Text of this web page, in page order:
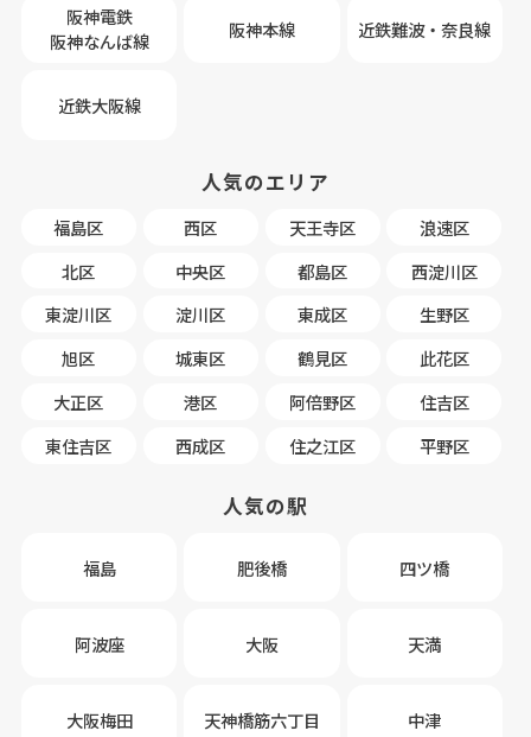
阪神電鉄
阪神なんば線
阪神本線 近鉄難波・奈良線
近鉄大阪線
人気のエリア
福島区 西区 天王寺区
浪速区
北区
中央区 都島区
西淀川区
東淀川区
淀川区 東成区
生野区
旭区
城東区 鶴見区
此花区
大正区
港区 阿倍野区
住吉区
東住吉区
西成区 住之江区 平野区
人気の駅
福島 肥後橋 四ツ橋
阿波座 大阪 天満
大阪梅田 天神橋筋六丁目 中津